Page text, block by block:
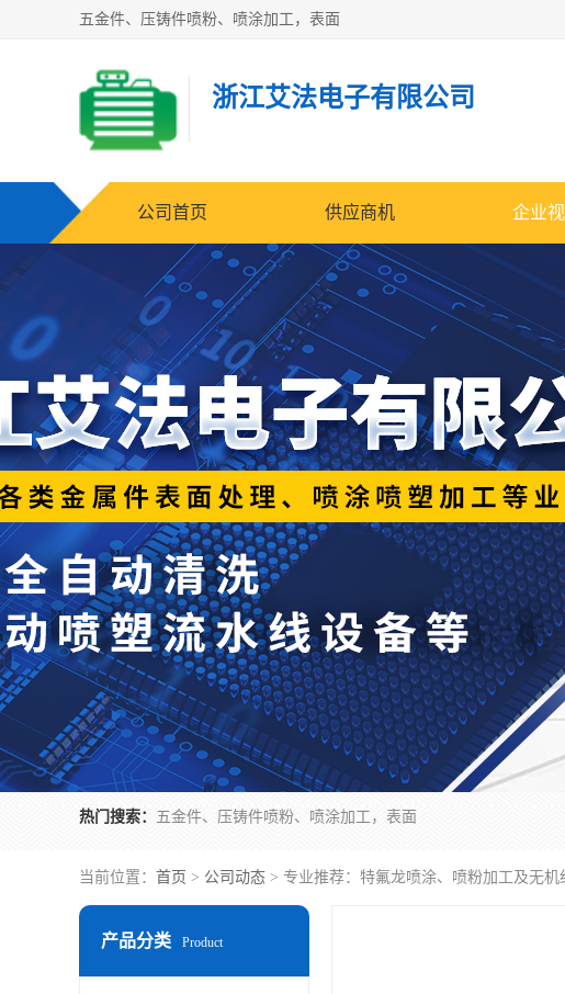
五金件、压铸件喷粉、喷涂加工，表面
浙江艾法电子有限公司
公司首页 供应商机 企业
热门搜索： 五金件、压铸件喷粉、喷涂加工，表面
当前位置： 首页 > 公司动态 > 专业推荐：特氟龙喷涂、喷粉加工及无
产品分类 Product